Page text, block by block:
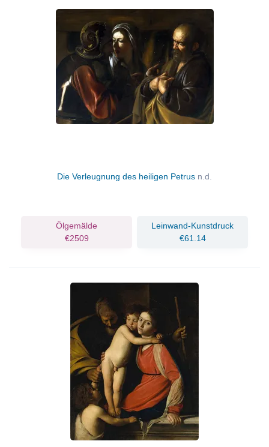
Die Verleugnung des heiligen Petrus n.d.
Ölgemälde
€2509
Leinwand-Kunstdruck
€61.14